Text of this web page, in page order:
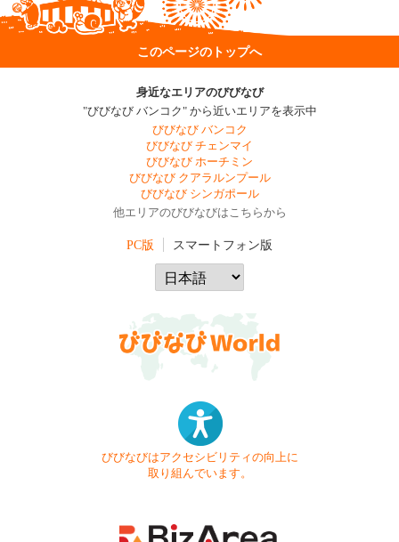
このページのトップへ
身近なエリアのびびなび
"びびなび バンコク" から近いエリアを表示中
びびなび バンコク
びびなび チェンマイ
びびなび ホーチミン
びびなび クアラルンプール
びびなび シンガポール
他エリアのびびなびはこちらから
PC版 スマートフォン版
びびなびはアクセシビリティの向上に
取り組んでいます。